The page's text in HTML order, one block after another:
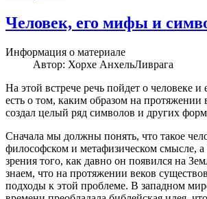
Человек, его мифы и
Информация о материале
Автор: Хорхе АнхельЛиврага
На этой встрече речь пойдет о человеке и
есть о том, каким образом на протяжении
создал целый ряд символов и других
Сначала мы должны понять, что такое
философском и метафизическом смысле, а
зрения того, как давно он появился на
знаем, что на протяжении веков
подходы к этой проблеме. В западном